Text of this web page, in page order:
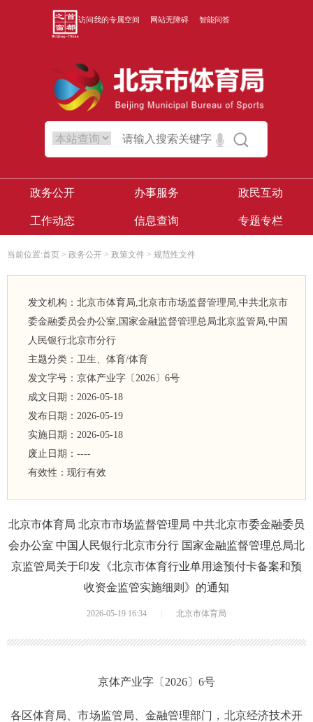
访问我的专属空间 网站无障碍 智能问答
政务公开 办事服务 政民互动
工作动态 信息查询 专题专栏
当前位置:首页 > 政务公开 > 政策文件 > 规范性文件
发文机构：北京市体育局,北京市市场监督管理局,中共北京市
委金融委员会办公室,国家金融监督管理总局北京监管局,中国
人民银行北京市分行
主题分类： 卫生、体育/体育
发文字号： 京体产业字〔 2026〕 6号
成文日期： 2026-05-18
发布日期： 2026-05-19
实施日期： 2026-05-18
废止日期： ----
有效性： 现行有效
北京市体育局 北京市市场监督管理局 中共北京市委金融委员
会办公室 中国人民银行北京市分行 国家金融监督管理总局北
京监管局关于印发《北京市体育行业单用途预付卡备案和预
收资金监管实施细则》的通知
2026-05-19 16:34 北京市体育局
京体产业字〔2026〕6号
各区体育局、市场监管局、金融管理部门，北京经济技术开